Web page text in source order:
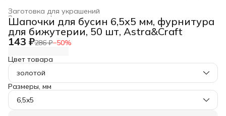
Заготовка для украшений
Заготовка, фурнитура для рукоделия ›
Хобби и творчество ›
Главная ›
Шапочки для бусин 6,5x5 мм, фурнитура
для бижутерии, 50 шт, Astra&Craft
143 ₽286 ₽−50%
Цвет товара
золотой
Размеры, мм
6,5x5